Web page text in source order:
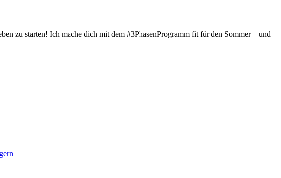
zu starten! Ich mache dich mit dem #3PhasenProgramm fit für den Sommer – und